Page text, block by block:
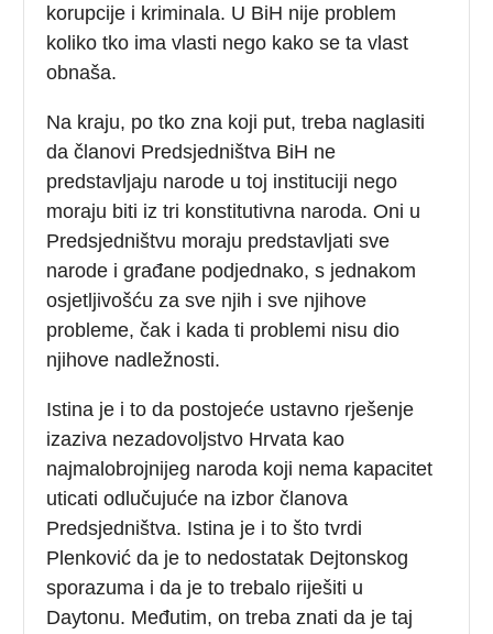
korupcije i kriminala. U BiH nije problem
koliko tko ima vlasti nego kako se ta vlast
obnaša.
Na kraju, po tko zna koji put, treba naglasiti
da članovi Predsjedništva BiH ne
predstavljaju narode u toj instituciji nego
moraju biti iz tri konstitutivna naroda. Oni u
Predsjedništvu moraju predstavljati sve
narode i građane podjednako, s jednakom
osjetljivošću za sve njih i sve njihove
probleme, čak i kada ti problemi nisu dio
njihove nadležnosti.
Istina je i to da postojeće ustavno rješenje
izaziva nezadovoljstvo Hrvata kao
najmalobrojnijeg naroda koji nema kapacitet
uticati odlučujuće na izbor članova
Predsjedništva. Istina je i to što tvrdi
Plenković da je to nedostatak Dejtonskog
sporazuma i da je to trebalo riješiti u
Daytonu. Međutim, on treba znati da je taj